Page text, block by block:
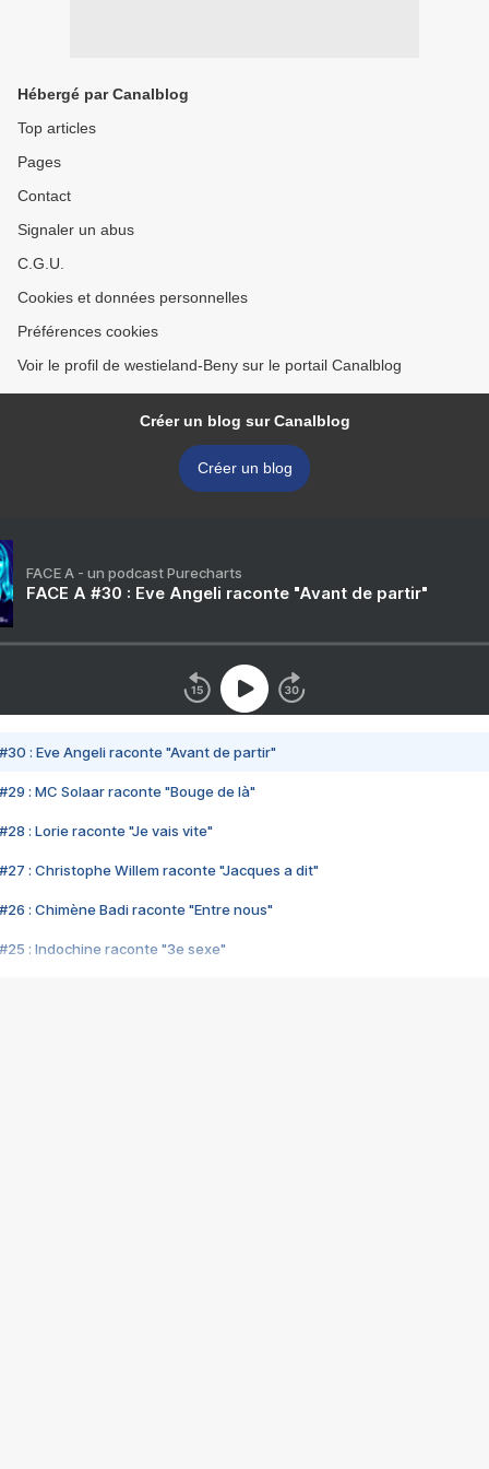
Hébergé par Canalblog
Top articles
Pages
Contact
Signaler un abus
C.G.U.
Cookies et données personnelles
Préférences cookies
Voir le profil de westieland-Beny sur le portail Canalblog
Créer un blog sur Canalblog
Créer un blog
FACE A - un podcast Purecharts
FACE A #30 : Eve Angeli raconte "Avant de partir"
#30 : Eve Angeli raconte "Avant de partir"
#29 : MC Solaar raconte "Bouge de là"
#28 : Lorie raconte "Je vais vite"
#27 : Christophe Willem raconte "Jacques a dit"
#26 : Chimène Badi raconte "Entre nous"
#25 : Indochine raconte "3e sexe"